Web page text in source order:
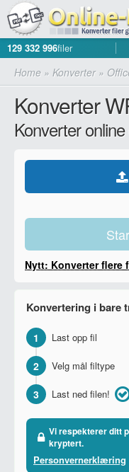
129 332 996filer
Home » Konverter»
Konverter
Konverter
Nytt: Konverter flere
Konvertering i bare
1 Last opp fil
2 Velg mål filtype
3 Last ned filen!
Vi respekterer ditt
kryptert.
Personvernerklæring